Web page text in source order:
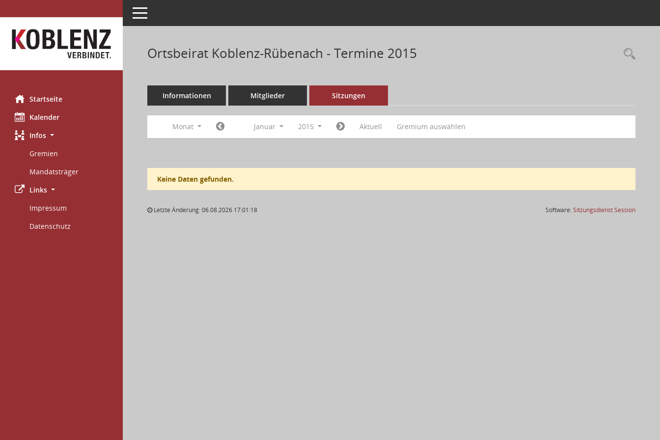
Startseite
Kalender
Infos
Gremien
Mandatsträger
Links
Impressum
Datenschutz
Toggle navigation
Ortsbeirat Koblenz-Rübenach - Termine 2015
Informationen Mitglieder Sitzungen
Monat Januar 2015 Aktuell Gremium auswählen
Keine Daten gefunden.
Letzte Änderung: 06.08.2026 17:01:18 Software:SitzungsdienstSession(Wird in